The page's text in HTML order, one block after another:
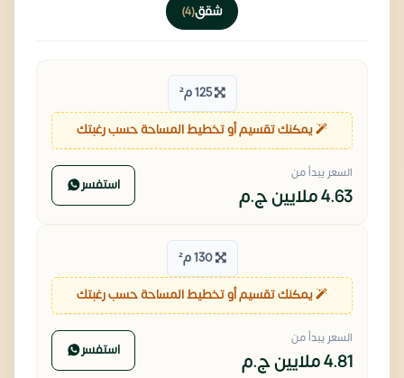
شقق(4)
125 م²
يمكنك تقسيم أو تخطيط المساحة حسب رغبتك
السعر يبدأ من
4.63 ملايين ج.م استفسر
130 م²
يمكنك تقسيم أو تخطيط المساحة حسب رغبتك
السعر يبدأ من
4.81 ملايين ج.م استفسر